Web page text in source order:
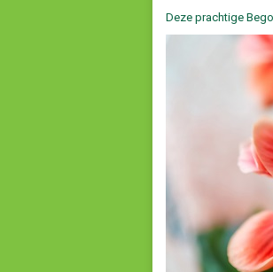
Deze prachtige